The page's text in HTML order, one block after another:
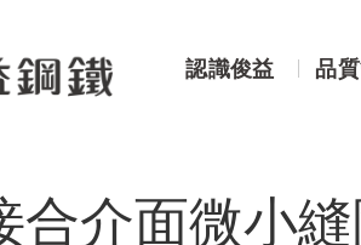
認識俊益 品
合介面微小